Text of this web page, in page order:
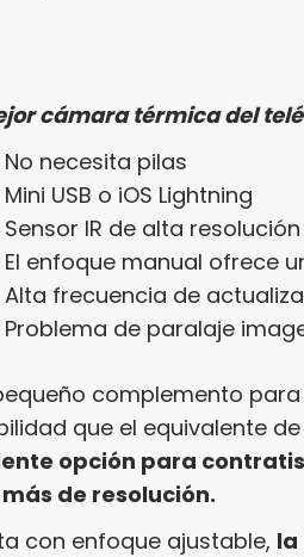
cámara térmica del
No necesita pilas
Mini USB o iOS Lightning
Sensor IR de alta resolución
El enfoque manual ofrece
Alta frecuencia de
Problema de paralaje
complemento
que el equivalente de
opción para
de resolución.
con enfoque ajustable, la